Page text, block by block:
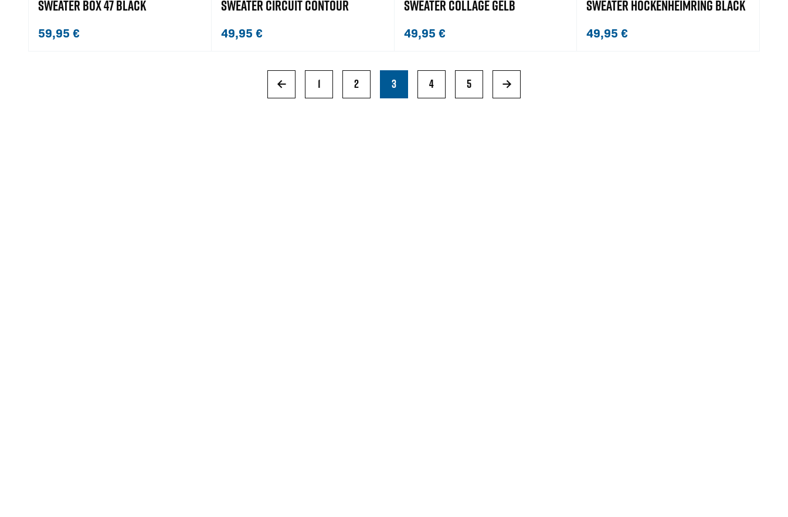
SWEATER BOX 47 BLACK
59,95 €
SWEATER CIRCUIT CONTOUR
49,95 €
SWEATER COLLAGE GELB
49,95 €
SWEATER HOCKENHEIMRING BLACK
49,95€
← 1 2 3 4 5 →